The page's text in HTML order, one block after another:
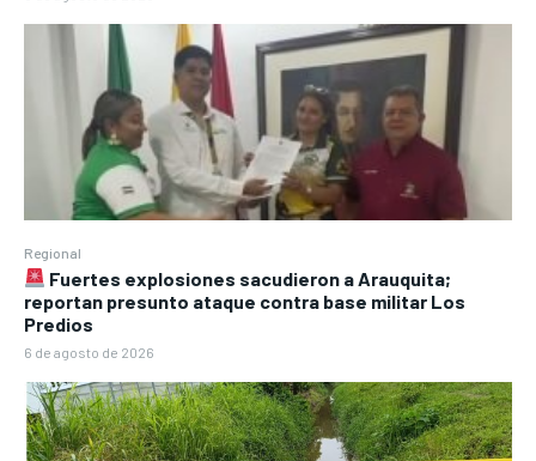
Regional
Fuertes explosiones sacudieron a Arauquita;
reportan presunto ataque contra base militar Los
Predios
6 de agosto de 2026